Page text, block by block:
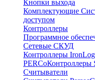
Кнопки выхода
Комплектующие
доступом
Контроллеры
Программное
Сетевые СКУД
Контроллеры
PERCoКонтроллеры
Считыватели